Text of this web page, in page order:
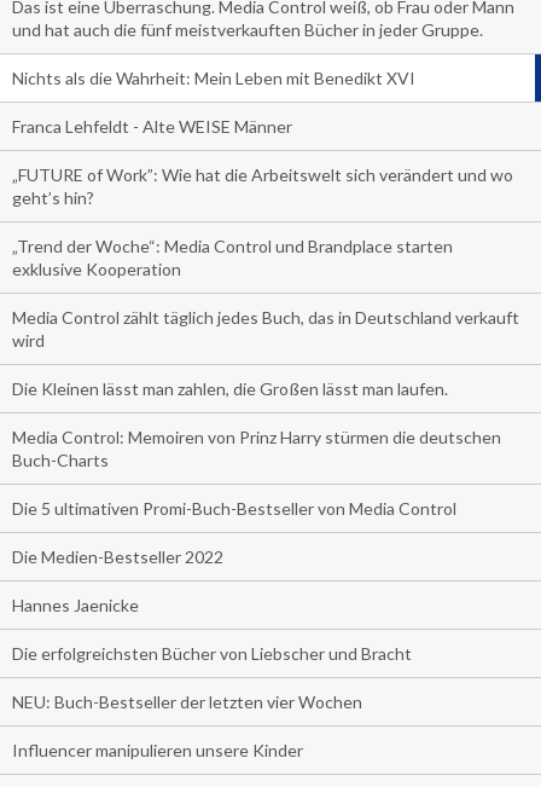
Das ist eine Überraschung. Media Control weiß, ob Frau oder Mann
und hat auch die fünf meistverkauften Bücher in jeder Gruppe.
Nichts als die Wahrheit: Mein Leben mit Benedikt XVI
Franca Lehfeldt - Alte WEISE Männer
„FUTURE of Work”: Wie hat die Arbeitswelt sich verändert und wo
geht’s hin?
„Trend der Woche“: Media Control und Brandplace starten
exklusive Kooperation
Media Control zählt täglich jedes Buch, das in Deutschland verkauft
wird
Die Kleinen lässt man zahlen, die Großen lässt man laufen.
Media Control: Memoiren von Prinz Harry stürmen die deutschen
Buch-Charts
Die 5 ultimativen Promi-Buch-Bestseller von Media Control
Die Medien-Bestseller 2022
Hannes Jaenicke
Die erfolgreichsten Bücher von Liebscher und Bracht
NEU: Buch-Bestseller der letzten vier Wochen
Influencer manipulieren unsere Kinder